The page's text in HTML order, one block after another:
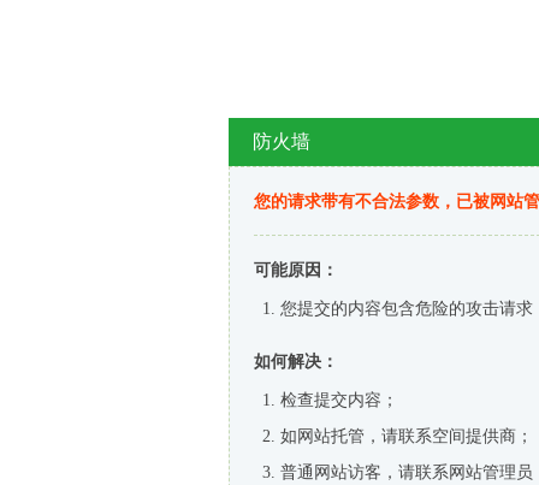
防火墙
您的请求带有不合法参数，已被网站
可能原因：
您提交的内容包含危险的攻击请求
如何解决：
检查提交内容；
如网站托管，请联系空间提供商；
普通网站访客，请联系网站管理员